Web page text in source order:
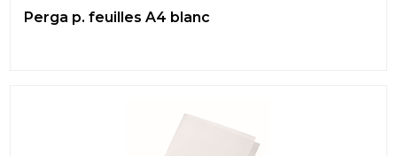
Perga p. feuilles A4 blanc